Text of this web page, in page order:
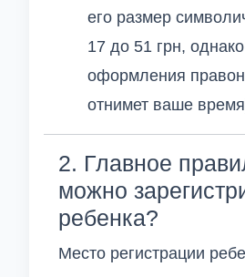
его размер
17 до 51 грн,
оформления
отнимет ваше
2. Главное
можно
ребенка?
Место регистрации